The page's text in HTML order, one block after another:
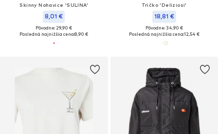
Skinny Nohavice 'SULINA'
8,01 €
Pôvodne: 29,90 €
Posledná najnižšia cena:8,90 €
Tričko 'Deliziosi'
18,81 €
Pôvodne: 34,90 €
Posledná najnižšia cena:12,54 €